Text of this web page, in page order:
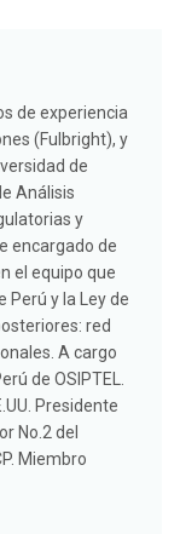
de experiencia
(Fulbright), y
de
Análisis
y
encargado de
el equipo que
Perú y la Ley de
red
A cargo
de OSIPTEL.
Presidente
No.2 del
Miembro